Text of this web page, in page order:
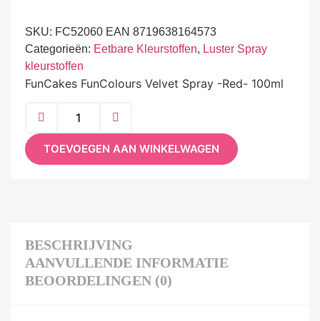
SKU: FC52060 EAN 8719638164573
Categorieën: Eetbare Kleurstoffen, Luster Spray
kleurstoffen
FunCakes FunColours Velvet Spray -Red- 100ml
TOEVOEGEN AAN WINKELWAGEN
BESCHRIJVING
AANVULLENDE INFORMATIE
BEOORDELINGEN (0)